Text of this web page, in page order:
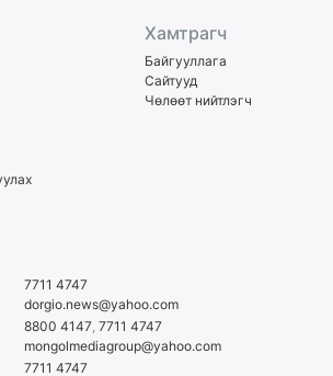
Хамтрагч
Байгууллага
Сайтууд
Чөлөөт нийтлэгч
7711 4747
dorgio.news@yahoo.com
8800 4147 7711 4747
mongolmediagroup@yahoo.com
7711 4747